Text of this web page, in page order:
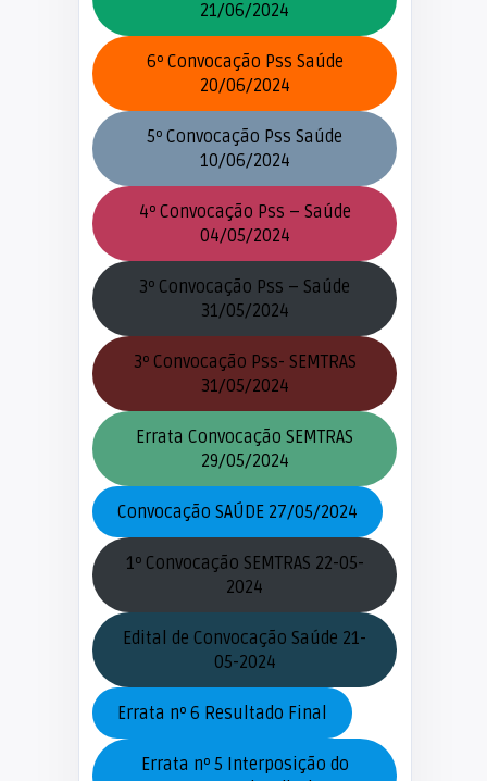
21/06/2024
6º Convocação Pss Saúde
20/06/2024
5º Convocação Pss Saúde
10/06/2024
4º Convocação Pss – Saúde
04/05/2024
3º Convocação Pss – Saúde
31/05/2024
3º Convocação Pss- SEMTRAS
31/05/2024
Errata Convocação SEMTRAS
29/05/2024
Convocação SAÚDE 27/05/2024
1º Convocação SEMTRAS 22-05-
2024
Edital de Convocação Saúde 21-
05-2024
Errata nº 6 Resultado Final
Errata nº 5 Interposição do